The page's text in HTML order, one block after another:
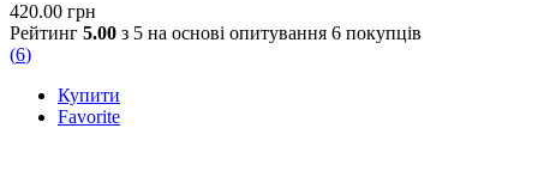
420.00 грн
Рейтинг 5.00 з 5 на основі опитування 6 покупців
(6)
Купити
Favorite